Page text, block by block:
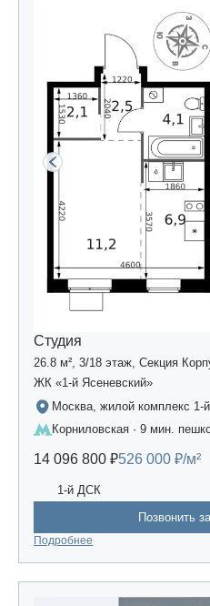
Студия
26.8 м², 3/18 этаж, Секция
ЖК «1-й Ясеневский»
Москва, жилой комплекс 1-
Корниловская · 9 мин.
14 096 800 ₽526 000 ₽/м²
1-й ДСК
Позвонить
Подробнее